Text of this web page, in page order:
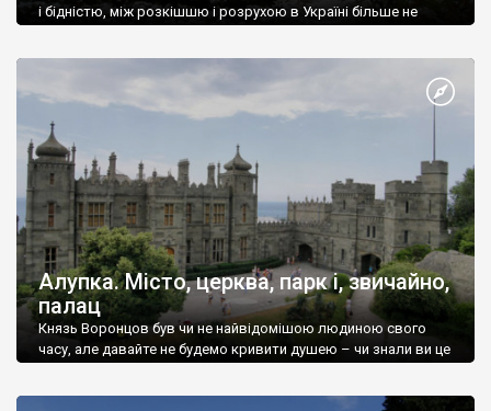
і бідністю, між розкішшю і розрухою в Україні більше не
Алупка. Місто, церква, парк і, звичайно,
палац
Князь Воронцов був чи не найвідомішою людиною свого
часу, але давайте не будемо кривити душею – чи знали ви це